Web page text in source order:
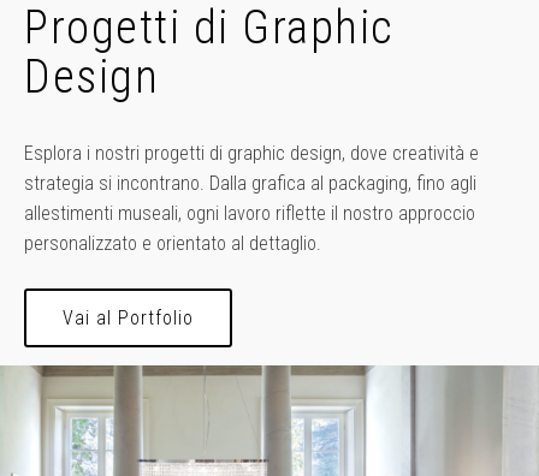
Progetti di Graphic
Design
Esplora i nostri progetti di graphic design, dove creatività e
strategia si incontrano. Dalla grafica al packaging, fino agli
allestimenti museali, ogni lavoro riflette il nostro approccio
personalizzato e orientato al dettaglio.
Vai al Portfolio